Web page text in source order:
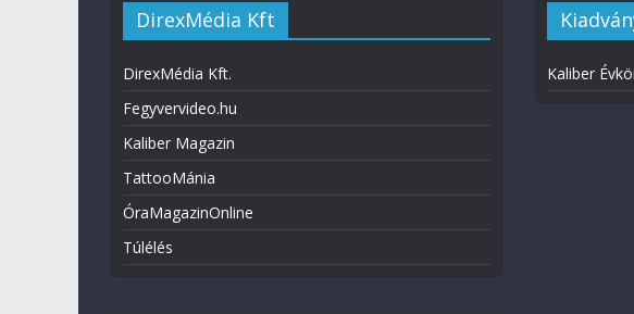
DirexMédia Kft
DirexMédia Kft.
Fegyvervideo.hu
Kaliber Magazin
TattooMánia
ÓraMagazinOnline
Túlélés
Kaliber